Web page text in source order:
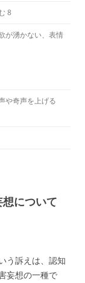
8
が湧かない、表情
や奇声を上げる
想について
う訴えは、認知
妄想の一種で